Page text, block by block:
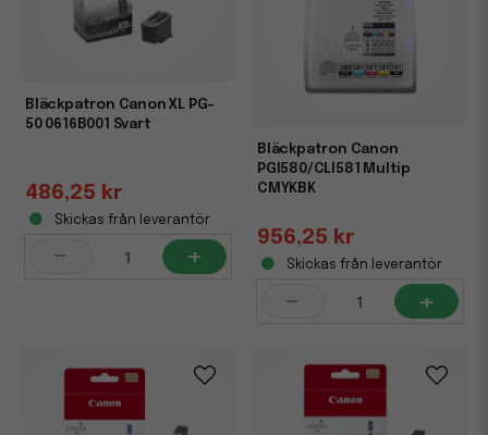
Bläckpatron Canon XL PG-
50 0616B001 Svart
486,25 kr
Skickas från leverantör
- +
Bläckpatron Canon
PGI580/CLI581 Multip
CMYKBK
956,25 kr
Skickas från leverantör
- +